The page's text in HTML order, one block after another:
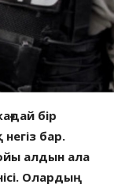
бір
бар.
алдын ала
Олардың